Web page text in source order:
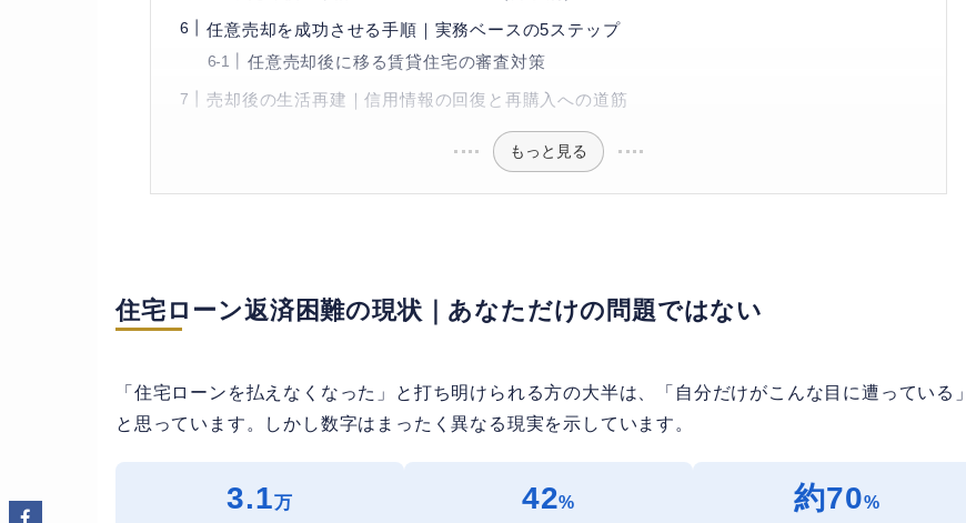
任意売却を成功させる手順｜実務ベースの5ステップ
任意売却後に移る賃貸住宅の審査対策
売却後の生活再建｜信用情報の回復と再購入への道筋
もっと見る
住宅ローン返済困難の現状｜あなただけの問題ではない
「住宅ローンを払えなくなった」と打ち明けられる方の大半は、「自分だけがこんな目に遭っている」
と思っています。しかし数字はまったく異なる現実を示しています。
3.1万 42% 約70%